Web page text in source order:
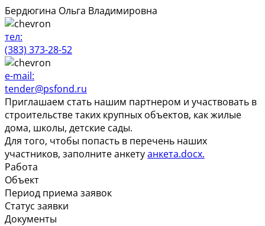
Бердюгина Ольга Владимировна
тел:
(383) 373-28-52
e-mail:
tender@psfond.ru
Приглашаем стать нашим партнером и участвовать в
строительстве таких крупных объектов, как жилые
дома, школы, детские сады.
Для того, чтобы попасть в перечень наших
участников, заполните анкетуанкета.docx.
Работа
Объект
Период приема заявок
Статус заявки
Документы